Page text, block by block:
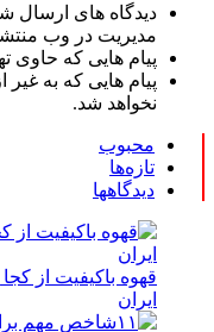
دیدگاه های ارسال
مدیریت در وب
پیام هایی که حاوی
پیام هایی که به
نخواهد شد.
محبوب
تازه‌ها
دیدگاهها
ایران